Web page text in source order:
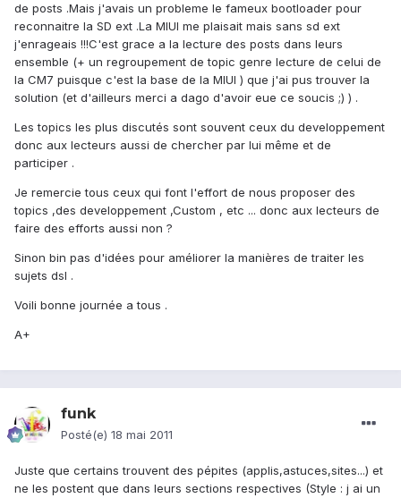
de posts .Mais j'avais un probleme le fameux bootloader pour
reconnaitre la SD ext .La MIUI me plaisait mais sans sd ext
j'enrageais !!!C'est grace a la lecture des posts dans leurs
ensemble (+ un regroupement de topic genre lecture de celui de
la CM7 puisque c'est la base de la MIUI ) que j'ai pus trouver la
solution (et d'ailleurs merci a dago d'avoir eue ce soucis ;) ) .
Les topics les plus discutés sont souvent ceux du developpement
donc aux lecteurs aussi de chercher par lui même et de
participer .
Je remercie tous ceux qui font l'effort de nous proposer des
topics ,des developpement ,Custom , etc ... donc aux lecteurs de
faire des efforts aussi non ?
Sinon bin pas d'idées pour améliorer la manières de traiter les
sujets dsl .
Voili bonne journée a tous .
A+
funk
Posté(e) 18 mai 2011
Juste que certains trouvent des pépites (applis,astuces,sites...) et
ne les postent que dans leurs sections respectives (Style : j ai un